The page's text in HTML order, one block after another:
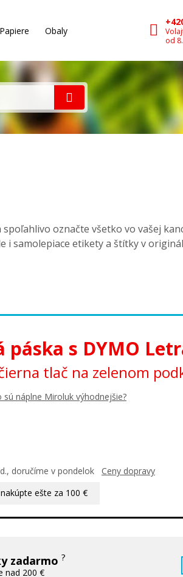
Papiere Obaly
od
spoľahlivo označte všetko vo vašej
i samolepiace etikety a štítky v
s DYMO
tlač na zelenom
sú náplne Miroluk výhodnejšie?
doručíme v pondelok Ceny dopravy
nakúpte ešte za 100 €
zadarmo?
nad 200 €